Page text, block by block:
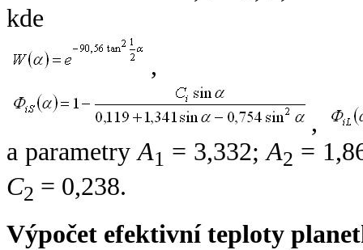
kde
,
,
a parametryA1 = 3,332;A2 =
C2 = 0,238.
Výpočet efektivní teploty